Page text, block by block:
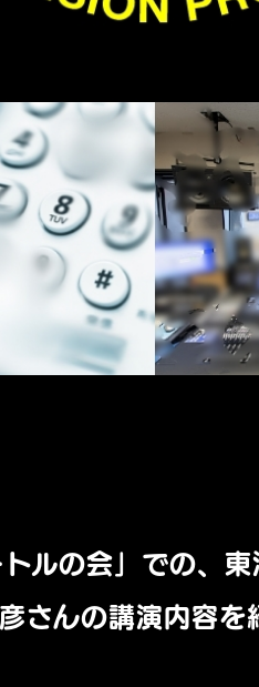
ルの会」での、 東
さんの講演内容を